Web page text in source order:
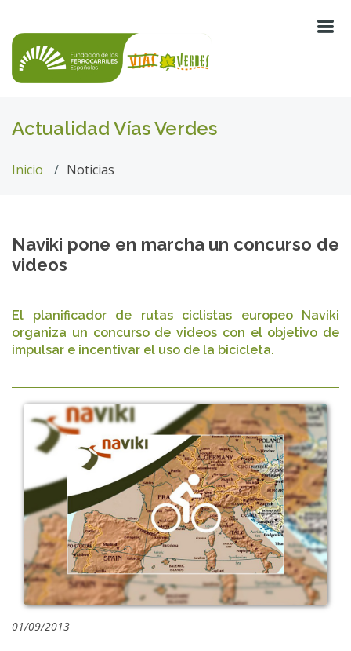
Actualidad Vías Verdes
Inicio Noticias
Naviki pone en marcha un concurso de
videos
El planificador de rutas ciclistas europeo Naviki
organiza un concurso de videos con el objetivo de
impulsar e incentivar el uso de la bicicleta.
01/09/2013